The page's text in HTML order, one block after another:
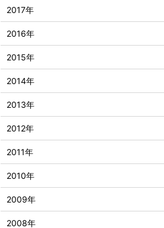
2017年
2016年
2015年
2014年
2013年
2012年
2011年
2010年
2009年
2008年